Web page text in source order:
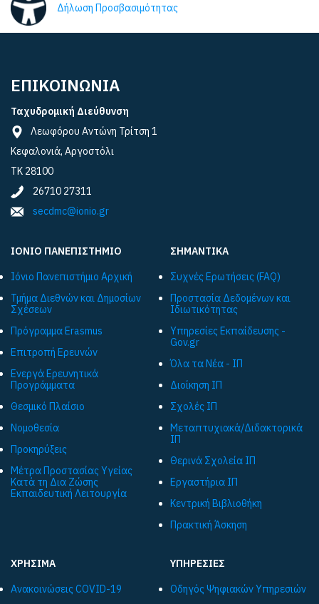
Δήλωση Προσβασιμότητας
ΕΠΙΚΟΙΝΩΝΙΑ
Ταχυδρομική Διεύθυνση
Λεωφόρου Αντώνη Τρίτση 1
Κεφαλονιά, Αργοστόλι
ΤΚ 28100
26710 27311
secdmc@ionio.gr
ΙΟΝΙΟ ΠΑΝΕΠΙΣΤΗΜΙΟ
Ιόνιο Πανεπιστήμιο Αρχική
Τμήμα Διεθνών και Δημοσίων
Σχέσεων
Πρόγραμμα Εrasmus
Επιτροπή Ερευνών
Ενεργά Ερευνητικά
Προγράμματα
Θεσμικό Πλαίσιο
Νομοθεσία
Προκηρύξεις
Μέτρα Προστασίας Υγείας
Κατά τη Δια Ζώσης
Εκπαιδευτική Λειτουργία
ΣΗΜΑΝΤΙΚΑ
Συχνές Ερωτήσεις (FAQ)
Προστασία Δεδομένων και
Ιδιωτικότητας
Υπηρεσίες Εκπαίδευσης -
Gov.gr
Όλα τα Νέα - ΙΠ
Διοίκηση ΙΠ
Σχολές ΙΠ
Μεταπτυχιακά/Διδακτορικά
ΙΠ
Θερινά Σχολεία ΙΠ
Εργαστήρια ΙΠ
Κεντρική Βιβλιοθήκη
Πρακτική Άσκηση
ΧΡΗΣΙΜΑ
Ανακοινώσεις COVID-19
ΥΠΗΡΕΣΙΕΣ
Οδηγός Ψηφιακών Υπηρεσιών